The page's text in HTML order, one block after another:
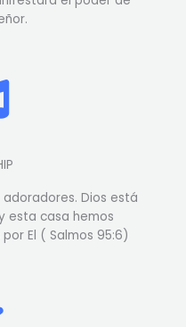
Dios está
esta casa hemos
El ( Salmos 95:6)